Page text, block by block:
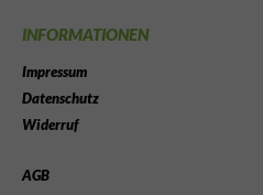
INFORMATIONEN
Impressum
Datenschutz
Widerruf
AGB